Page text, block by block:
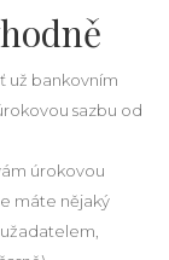
už bankovním
sazbu od
úrokovou
máte nějaký